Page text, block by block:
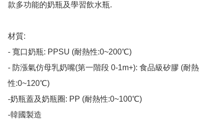
款多功能的奶瓶及學習飲水瓶.
材質:
- 寬口奶瓶: PPSU (耐熱性:0~200℃)
- 防漲氣仿母乳奶嘴(第一階段 0-1m+): 食品級矽膠 (耐熱
性:0~120℃)
-奶瓶蓋及奶瓶圈: PP (耐熱性:0~100℃)
-韓國製造​